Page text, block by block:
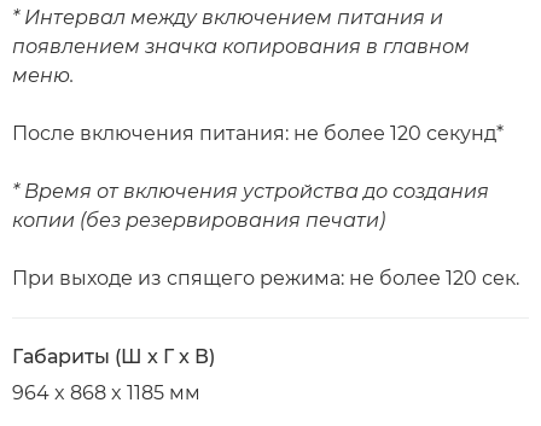
* Интервал между включением питания и
появлением значка копирования в главном
меню.
После включения питания: не более 120 секунд*
* Время от включения устройства до создания
копии (без резервирования печати)
При выходе из спящего режима: не более 120 сек.
Габариты (Ш x Г x В)
964 x 868 x 1185 мм